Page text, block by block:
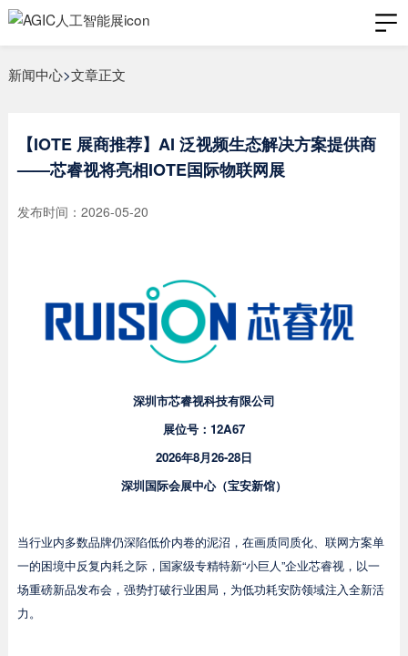
新闻中心>文章正文
【IOTE 展商推荐】AI 泛视频生态解决方案提供商
——芯睿视将亮相IOTE国际物联网展
发布时间：2026-05-20
深圳市芯睿视科技有限公司
展位号：12A67
2026年8月26-28日
深圳国际会展中心（宝安新馆）
当行业内多数品牌仍深陷低价内卷的泥沼，在画质同质化、联网方案单
一的困境中反复内耗之际，国家级专精特新“小巨人”企业芯睿视，以一
场重磅新品发布会，强势打破行业困局，为低功耗安防领域注入全新活
力。